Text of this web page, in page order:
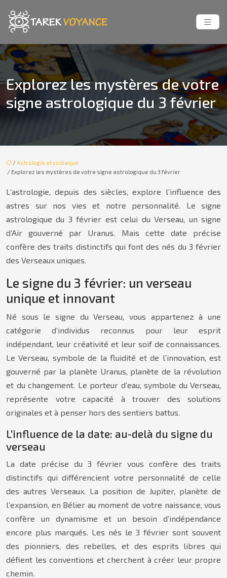
Explorez les mystères de votre
signe astrologique du 3 février
/Astrologie et zodiaque
/ Explorez les mystères de votre signe astrologique du 3 février
L’astrologie, depuis des siècles, explore l’influence des
astres sur nos vies et notre personnalité. Le signe
astrologique du 3 février est celui du Verseau, un signe
d’Air gouverné par Uranus. Mais cette date précise
confère des traits distinctifs qui font des nés du 3 février
des Verseaux uniques.
Le signe du 3 février: un verseau
unique et innovant
Né sous le signe du Verseau, vous appartenez à une
catégorie d’individus reconnus pour leur esprit
indépendant, leur créativité et leur soif de connaissances.
Le Verseau, symbole de la fluidité et de l’innovation, est
gouverné par la planète Uranus, planète de la révolution
et du changement. Le porteur d’eau, symbole du Verseau,
représente votre capacité à trouver des solutions
originales et à penser hors des sentiers battus.
L’influence de la date: au-delà du signe du
verseau
La date précise du 3 février vous confère des traits
distinctifs qui différencient votre personnalité de celle
des autres Verseaux. La position de Jupiter, planète de
l’expansion, en Bélier au moment de votre naissance, vous
confère un dynamisme et un besoin d’indépendance
encore plus marqués. Les nés le 3 février sont souvent
des pionniers, des rebelles, et des esprits libres qui
défient les conventions et cherchent à créer leur propre
chemin.